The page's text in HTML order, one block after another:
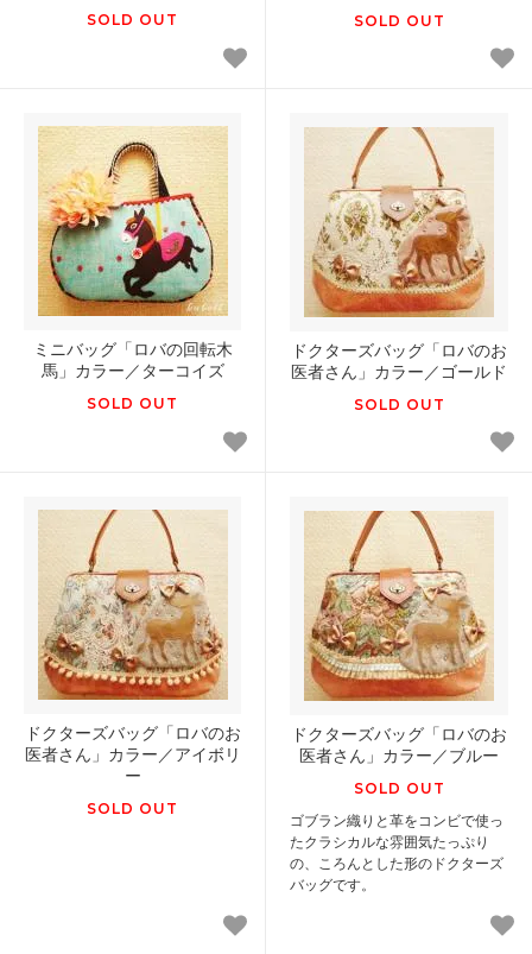
SOLD OUT SOLD OUT
ミニバッグ「ロバの回転木
馬」カラー／ターコイズ
SOLD OUT
ドクターズバッグ「ロバのお
医者さん」カラー／ゴールド
SOLD OUT
ドクターズバッグ「ロバのお
医者さん」カラー／アイボリ
ー
SOLD OUT
ドクターズバッグ「ロバのお
医者さん」カラー／ブルー
SOLD OUT
ゴブラン織りと革をコンビで使っ
たクラシカルな雰囲気たっぷり
の、ころんとした形のドクターズ
バッグです。